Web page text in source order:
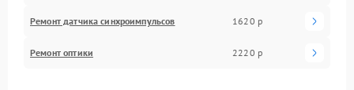
Ремонт датчика синхроимпульсов 1620 р
Ремонт оптики 2220 р